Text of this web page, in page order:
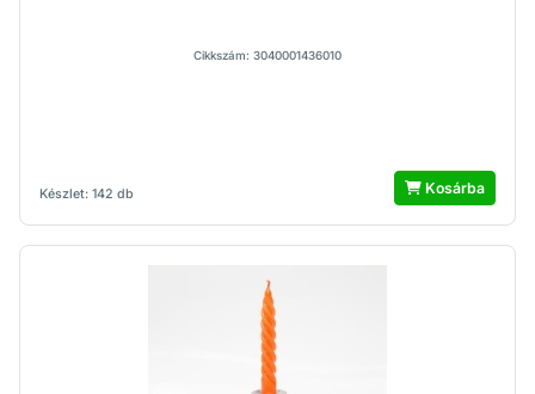
Készlet: 142 db
Cikkszám: 3040001436010
Kosárba